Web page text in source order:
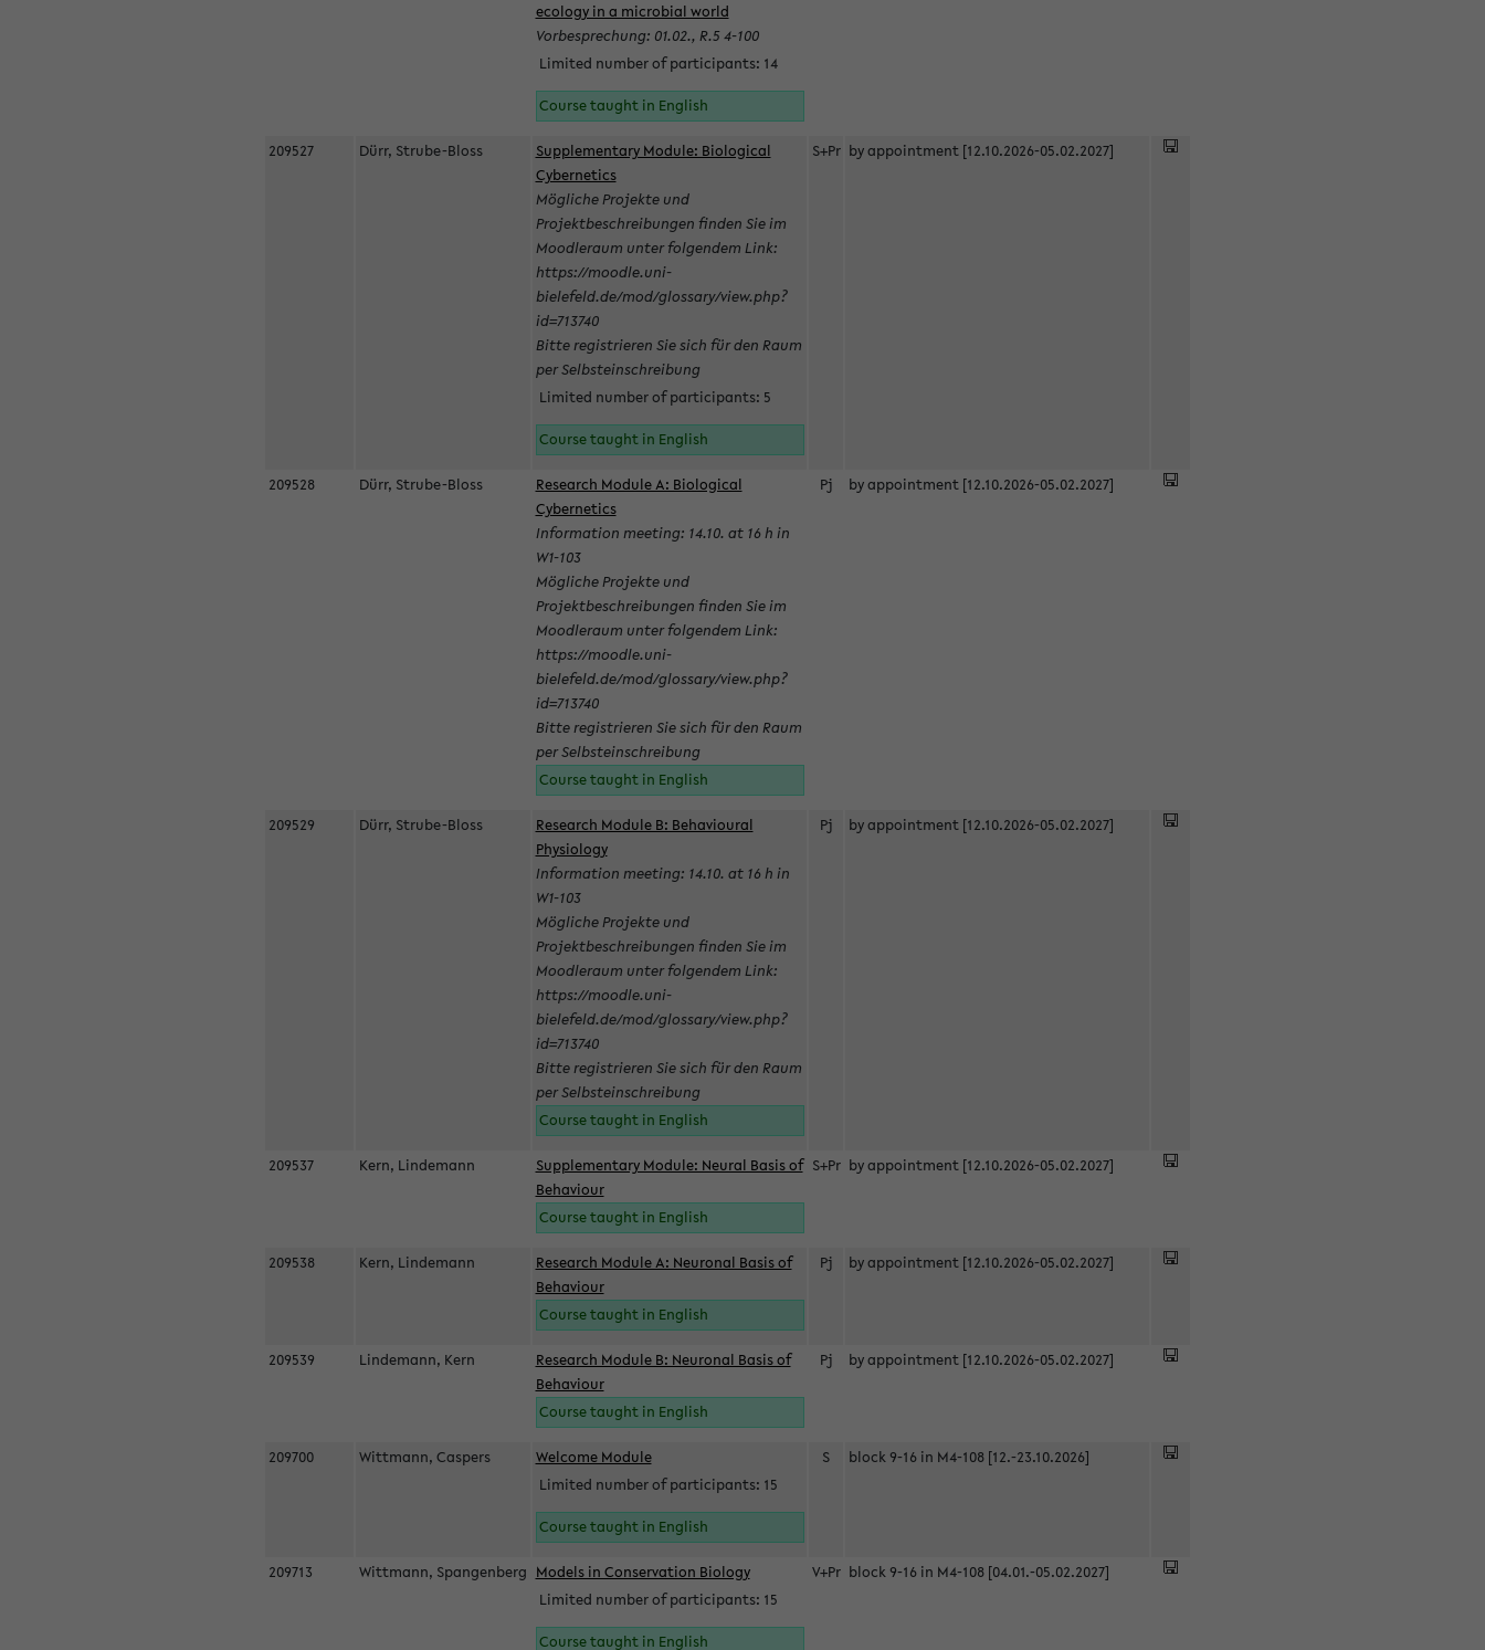
ecology in a microbial world
Vorbesprechung: 01.02., R.5 4-100
Limited number of participants: 14
Course taught in English
209527 Dürr, Strube-Bloss
Supplementary Module: Biological
Cybernetics
Mögliche Projekte und
Projektbeschreibungen finden Sie im
Moodleraum unter folgendem Link:
https://moodle.uni-
bielefeld.de/mod/glossary/view.php?
id=713740
Bitte registrieren Sie sich für den Raum
per Selbsteinschreibung
Limited number of participants: 5
Course taught in English
S+Pr by appointment [12.10.2026-05.02.2027]
209528 Dürr, Strube-Bloss
Research Module A: Biological
Cybernetics
Information meeting: 14.10. at 16 h in
W1-103
Mögliche Projekte und
Projektbeschreibungen finden Sie im
Moodleraum unter folgendem Link:
https://moodle.uni-
bielefeld.de/mod/glossary/view.php?
id=713740
Bitte registrieren Sie sich für den Raum
per Selbsteinschreibung
Course taught in English
Pj by appointment [12.10.2026-05.02.2027]
209529 Dürr, Strube-Bloss
Research Module B: Behavioural
Physiology
Information meeting: 14.10. at 16 h in
W1-103
Mögliche Projekte und
Projektbeschreibungen finden Sie im
Moodleraum unter folgendem Link:
https://moodle.uni-
bielefeld.de/mod/glossary/view.php?
id=713740
Bitte registrieren Sie sich für den Raum
per Selbsteinschreibung
Course taught in English
Pj by appointment [12.10.2026-05.02.2027]
209537 Kern, Lindemann
Supplementary Module: Neural Basis of
Behaviour
Course taught in English
S+Pr by appointment [12.10.2026-05.02.2027]
209538 Kern, Lindemann
Research Module A: Neuronal Basis of
Behaviour
Course taught in English
Pj by appointment [12.10.2026-05.02.2027]
209539 Lindemann, Kern
Research Module B: Neuronal Basis of
Behaviour
Course taught in English
Pj by appointment [12.10.2026-05.02.2027]
209700 Wittmann, Caspers
Welcome Module
Limited number of participants: 15
Course taught in English
S block 9-16 in M4-108 [12.-23.10.2026]
209713 Wittmann, Spangenberg Models in Conservation Biology
Limited number of participants: 15
Course taught in English
V+Pr block 9-16 in M4-108 [04.01.-05.02.2027]